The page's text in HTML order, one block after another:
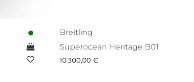
Breitling
Superocean Heritage B01
10.300,00 €